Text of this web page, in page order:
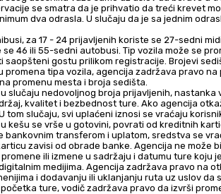
se smatra da je prihvatio da treći krevet
dva odrasla. U slučaju da je sa jednim
za 17 - 24 prijavljenih koriste se 27-sedni
46 ili 55-sedni autobusi. Tip vozila može se
gostu prilikom registracije. Brojevi
tipa vozila, agencija zadržava pravo
promenu mesta i broja sedišta.
slučaju nedovoljnog broja prijavljenih, nastanka
kvalitet i bezbednost ture. Ako agencija
slučaju, svi uplaćeni iznosi se vraćaju
kešu se vrše u gotovini, povrati od kreditnih
transferom i uplatom, sredstva se
zavisi od obrade banke. Agencija ne može
ili izmene u sadržaju i datumu ture koju
medijima. Agencija zadržava pravo na
i dodavanju ili uklanjanju ruta uz uslov da
ture, vodič zadržava pravo da izvrši